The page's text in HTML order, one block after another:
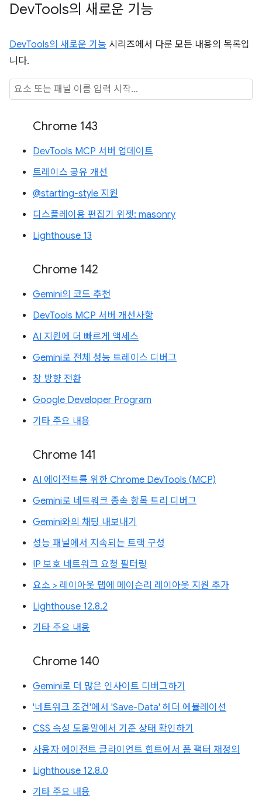
DevTools의 새로운 기능
DevTools의 새로운 기능 시리즈에서 다룬 모든 내용의 목록입
니다.
Chrome 143
DevTools MCP 서버 업데이트
트레이스 공유 개선
@starting-style 지원
디스플레이용 편집기 위젯: masonry
Lighthouse 13
Chrome 142
Gemini의 코드 추천
DevTools MCP 서버 개선사항
AI 지원에 더 빠르게 액세스
Gemini로 전체 성능 트레이스 디버그
창 방향 전환
Google Developer Program
기타 주요 내용
Chrome 141
AI 에이전트를 위한 Chrome DevTools (MCP)
Gemini로 네트워크 종속 항목 트리 디버그
Gemini와의 채팅 내보내기
성능 패널에서 지속되는 트랙 구성
IP 보호 네트워크 요청 필터링
요소 > 레이아웃 탭에 메이슨리 레이아웃 지원 추가
Lighthouse 12.8.2
기타 주요 내용
Chrome 140
Gemini로 더 많은 인사이트 디버그하기
'네트워크 조건'에서 'Save-Data' 헤더 에뮬레이션
CSS 속성 도움말에서 기준 상태 확인하기
사용자 에이전트 클라이언트 힌트에서 폼 팩터 재정의
Lighthouse 12.8.0
기타 주요 내용